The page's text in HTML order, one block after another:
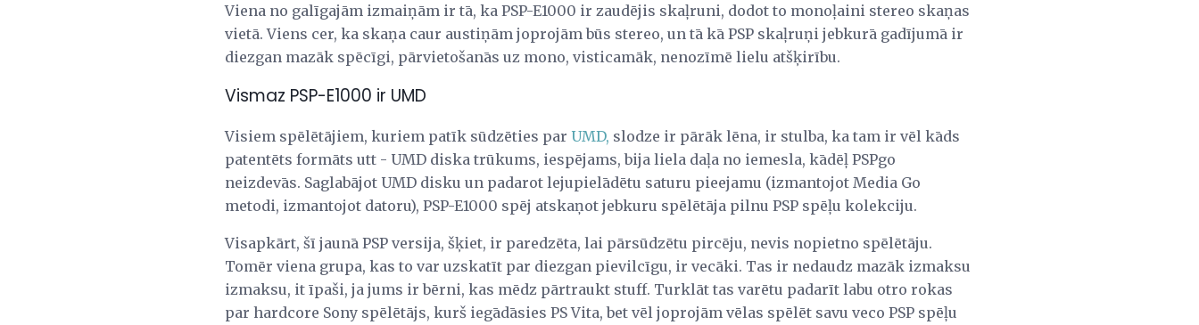
Viena no galīgajām izmaiņām ir tā, ka PSP-E1000 ir zaudējis skaļruni, dodot to monoļaini stereo skaņas
vietā. Viens cer, ka skaņa caur austiņām joprojām būs stereo, un tā kā PSP skaļruņi jebkurā gadījumā ir
diezgan mazāk spēcīgi, pārvietošanās uz mono, visticamāk, nenozīmē lielu atšķirību.
Vismaz PSP-E1000 ir UMD
Visiem spēlētājiem, kuriem patīk sūdzēties par UMD, slodze ir pārāk lēna, ir stulba, ka tam ir vēl kāds
patentēts formāts utt - UMD diska trūkums, iespējams, bija liela daļa no iemesla, kādēļ PSPgo
neizdevās. Saglabājot UMD disku un padarot lejupielādētu saturu pieejamu (izmantojot Media Go
metodi, izmantojot datoru), PSP-E1000 spēj atskaņot jebkuru spēlētāja pilnu PSP spēļu kolekciju.
Visapkārt, šī jaunā PSP versija, šķiet, ir paredzēta, lai pārsūdzētu pircēju, nevis nopietno spēlētāju.
Tomēr viena grupa, kas to var uzskatīt par diezgan pievilcīgu, ir vecāki. Tas ir nedaudz mazāk izmaksu
izmaksu, it īpaši, ja jums ir bērni, kas mēdz pārtraukt stuff. Turklāt tas varētu padarīt labu otro rokas
par hardcore Sony spēlētājs, kurš iegādāsies PS Vita, bet vēl joprojām vēlas spēlēt savu veco PSP spēļu